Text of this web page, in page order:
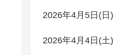
2026年4月5日(日)
2026年4月4日(土)